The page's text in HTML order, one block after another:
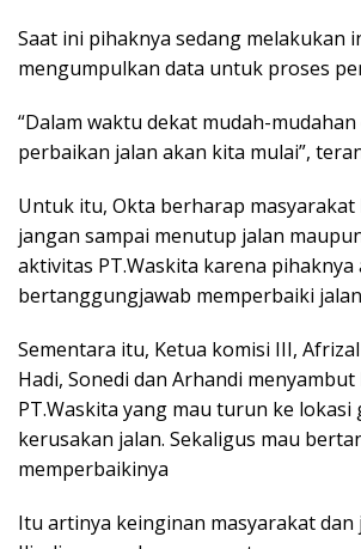
Saat ini pihaknya sedang melakukan
mengumpulkan data untuk proses
“Dalam waktu dekat mudah-
perbaikan jalan akan kita mulai”,
Untuk itu, Okta berharap masyarakat
jangan sampai menutup jalan
aktivitas PT.Waskita karena pihaknya
bertanggungjawab memperbaiki
Sementara itu, Ketua komisi III,
Hadi, Sonedi dan Arhandi
PT.Waskita yang mau turun ke lokasi
kerusakan jalan. Sekaligus mau
memperbaikinya
Itu artinya keinginan masyarakat dan